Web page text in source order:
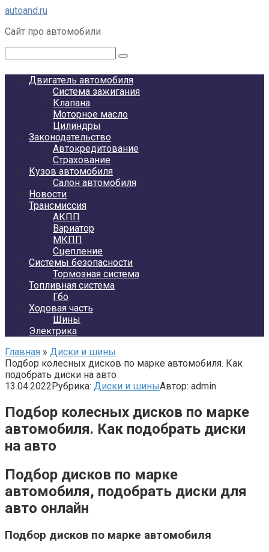
Перейти
контенту
autoand.ru
Сайт про автомобили
Двигатель автомобиля
Система зажигания
Клапана
Моторное масло
Цилиндры
Законодательство
Автокредитование
Страхование
Кузов автомобиля
Салон автомобиля
Новости
Трансмиссия
АКПП
Вариатор
МКПП
Сцепление
Системы безопасности
Тормозная система
Топливная система
Гбо
Ходовая часть
Шины
Электрика
Главная » Диски и шины
Подбор колесных дисков по марке автомобиля. Как
подобрать диски на авто
13.04.2022Рубрика: Диски и шиныАвтор: admin
Подбор колесных дисков по марке
автомобиля. Как подобрать диски
на авто
Подбор дисков по марке
автомобиля, подобрать диски для
авто онлайн
Подбор дисков по марке автомобиля